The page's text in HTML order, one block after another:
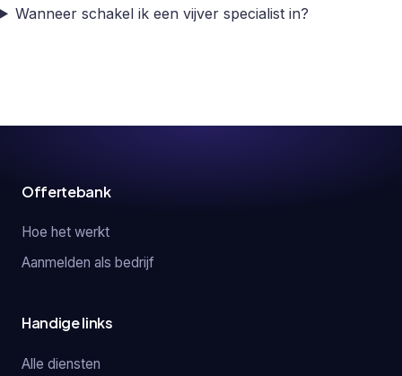
Wanneer schakel ik een vijver specialist in?
Offertebank
Hoe het werkt
Aanmelden als bedrijf
Handige links
Alle diensten